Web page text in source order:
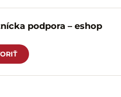
podpora – eshop